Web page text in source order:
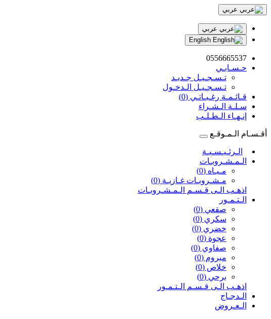
عربي
عربي
0556665537
حـسـابـي
تـسـجـيـل جـديـد
تـسـجـيـل الـدخـول
قـائـمـة رغـبـاتـي (0)
سـلـة الـشـراء
إنـهـاء الـطـلـب
أقـسـام الـمـوقـع
الـرئـيـسـيـة
الـمـشـروبـات
مـيـاه (0)
مـشـروبـات غـازيـة (0)
اذهـب الـى قـسـم الـمـشـروبـات
الـتـمـور
صقعي (0)
سكري (0)
خضري (0)
عجوة (0)
صفاوي (0)
مبروم (0)
خلاص (0)
برحي (0)
اذهـب الـى قـسـم الـتـمـور
الـدجـاج
الـعـروض